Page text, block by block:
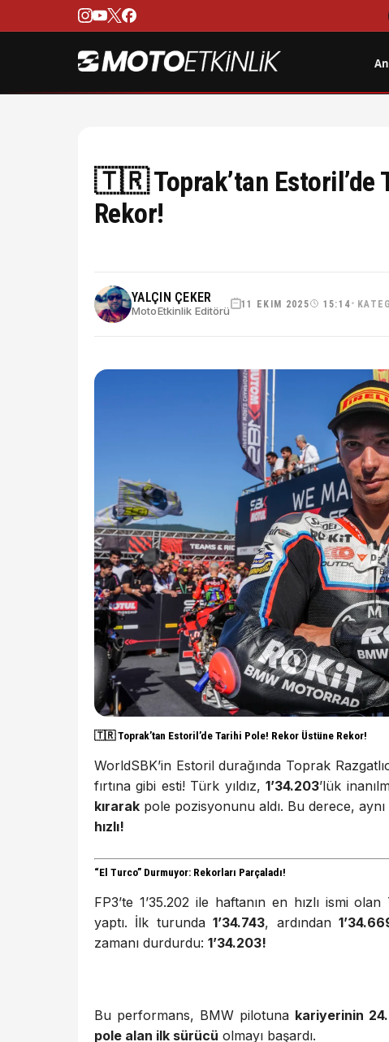
🇹🇷 Toprak’tan Estoril’de
Rekor!
YALÇIN ÇEKER
MotoEtkinlik Editörü
11 EKIM 2025 15:14•
🇹🇷Toprak’tan Estoril’de Tarihi Pole! Rekor Üstüne Rekor!
WorldSBK’in Estoril durağında Toprak
fırtına gibi esti! Türk yıldız,1’34.203’lük
kırarak pole pozisyonunu aldı. Bu derece,
hızlı!
“El Turco” Durmuyor: Rekorları Parçaladı!
FP3’te 1’35.202 ile haftanın en hızlı ismi
yaptı. İlk turunda1’34.743, ardından
zamanı durdurdu: 1’34.203!
Bu performans, BMW pilotuna kariyerinin
pole alan ilk sürücü olmayı başardı.